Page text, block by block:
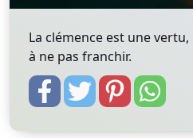
La clémence est une
à ne pas franchir.